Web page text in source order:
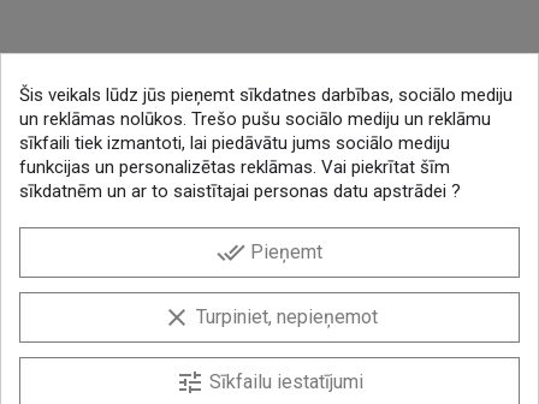
Šis veikals lūdz jūs pieņemt sīkdatnes darbības, sociālo mediju
un reklāmas nolūkos. Trešo pušu sociālo mediju un reklāmu
sīkfaili tiek izmantoti, lai piedāvātu jums sociālo mediju
funkcijas un personalizētas reklāmas. Vai piekrītat šīm
sīkdatnēm un ar to saistītajai personas datu apstrādei ?
done_all Pieņemt
clear Turpiniet, nepieņemot
tune Sīkfailu iestatījumi